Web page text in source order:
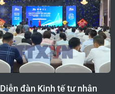
Diễn đàn Kinh tế tư nhân